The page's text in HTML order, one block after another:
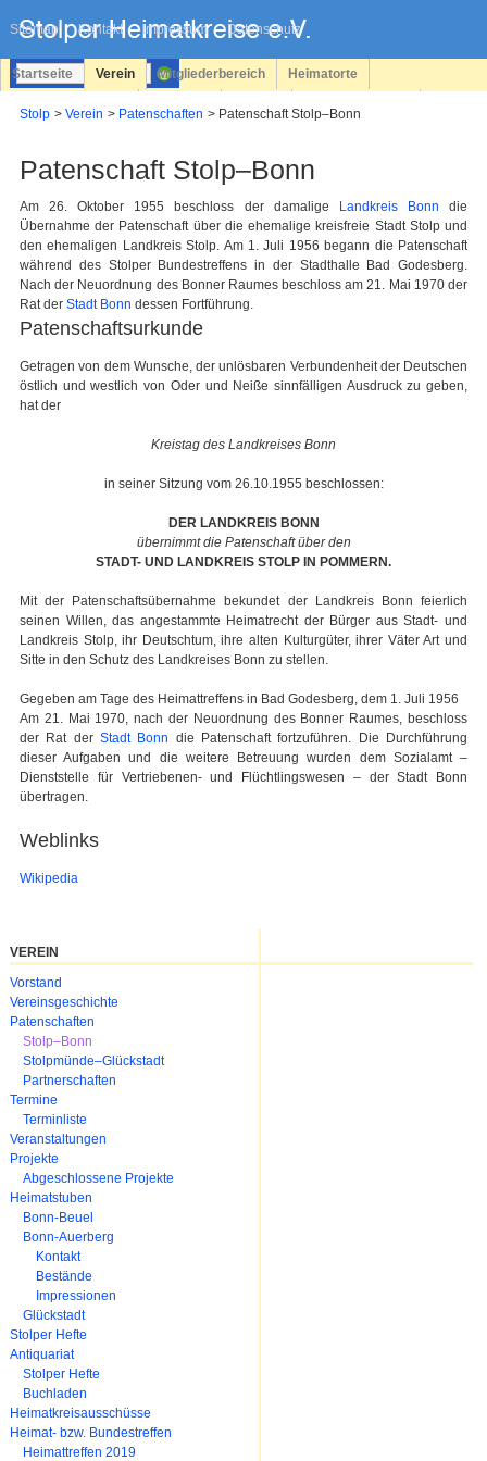
Sitemap Kontakt Impressum Datenschutz
überspringen
Startseite Verein Mitgliederbereich Heimatorte
Stolp Verein Patenschaften Patenschaft Stolp–Bonn
Patenschaft Stolp–Bonn
Am 26. Oktober 1955 beschloss der damalige Landkreis Bonn die
Übernahme der Patenschaft über die ehemalige kreisfreie Stadt Stolp und
den ehemaligen Landkreis Stolp. Am 1. Juli 1956 begann die Patenschaft
während des Stolper Bundestreffens in der Stadthalle Bad Godesberg.
Nach der Neuordnung des Bonner Raumes beschloss am 21. Mai 1970 der
Rat der Stadt Bonn dessen Fortführung.
Patenschaftsurkunde
Getragen von dem Wunsche, der unlösbaren Verbundenheit der Deutschen
östlich und westlich von Oder und Neiße sinnfälligen Ausdruck zu geben,
hat der
Kreistag des Landkreises Bonn
in seiner Sitzung vom 26.10.1955 beschlossen:
DER LANDKREIS BONN
übernimmt die Patenschaft über den
STADT- UND LANDKREIS STOLP IN POMMERN.
Mit der Patenschaftsübernahme bekundet der Landkreis Bonn feierlich
seinen Willen, das angestammte Heimatrecht der Bürger aus Stadt- und
Landkreis Stolp, ihr Deutschtum, ihre alten Kulturgüter, ihrer Väter Art und
Sitte in den Schutz des Landkreises Bonn zu stellen.
Gegeben am Tage des Heimattreffens in Bad Godesberg, dem 1. Juli 1956
Am 21. Mai 1970, nach der Neuordnung des Bonner Raumes, beschloss
der Rat der Stadt Bonn die Patenschaft fortzuführen. Die Durchführung
dieser Aufgaben und die weitere Betreuung wurden dem Sozialamt –
Dienststelle für Vertriebenen- und Flüchtlingswesen – der Stadt Bonn
übertragen.
Weblinks
Wikipedia
VEREIN
Navigation
überspringen
Vorstand
Vereinsgeschichte
Patenschaften
Stolp–Bonn
Stolpmünde–Glückstadt
Partnerschaften
Termine
Terminliste
Veranstaltungen
Projekte
Abgeschlossene Projekte
Heimatstuben
Bonn-Beuel
Bonn-Auerberg
Kontakt
Bestände
Impressionen
Glückstadt
Stolper Hefte
Antiquariat
Stolper Hefte
Buchladen
Heimatkreisausschüsse
Heimat- bzw. Bundestreffen
Heimattreffen 2019